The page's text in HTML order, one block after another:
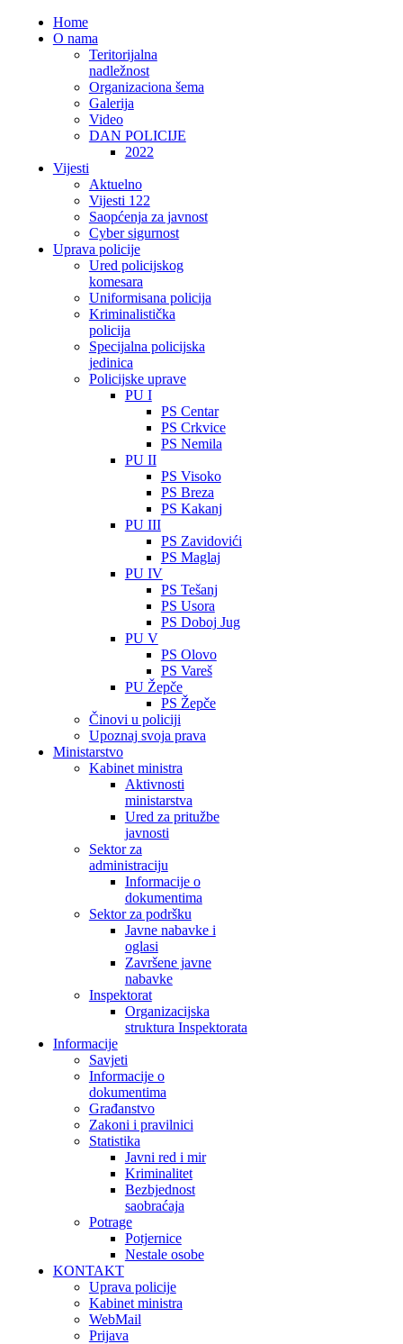
Home
O nama
Teritorijalna
nadležnost
Organizaciona šema
Galerija
Video
DAN POLICIJE
2022
Vijesti
Aktuelno
Vijesti 122
Saopćenja za javnost
Cyber sigurnost
Uprava policije
Ured policijskog
komesara
Uniformisana policija
Kriminalistička
policija
Specijalna policijska
jedinica
Policijske uprave
PU I
PS Centar
PS Crkvice
PS Nemila
PU II
PS Visoko
PS Breza
PS Kakanj
PU III
PS Zavidovići
PS Maglaj
PU IV
PS Tešanj
PS Usora
PS Doboj Jug
PU V
PS Olovo
PS Vareš
PU Žepče
PS Žepče
Činovi u policiji
Upoznaj svoja prava
Ministarstvo
Kabinet ministra
Aktivnosti
ministarstva
Ured za pritužbe
javnosti
Sektor za
administraciju
Informacije o
dokumentima
Sektor za podršku
Javne nabavke i
oglasi
Završene javne
nabavke
Inspektorat
Organizacijska
struktura Inspektorata
Informacije
Savjeti
Informacije o
dokumentima
Građanstvo
Zakoni i pravilnici
Statistika
Javni red i mir
Kriminalitet
Bezbjednost
saobraćaja
Potrage
Potjernice
Nestale osobe
KONTAKT
Uprava policije
Kabinet ministra
WebMail
Prijava